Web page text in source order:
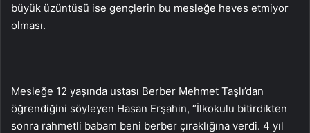
büyük üzüntüsü ise gençlerin bu mesleğe heves etmiyor
olması.
Mesleğe 12 yaşında ustası Berber Mehmet Taşlı’dan
öğrendiğini söyleyen Hasan Erşahin, “İlkokulu bitirdikten
sonra rahmetli babam beni berber çıraklığına verdi. 4 yıl